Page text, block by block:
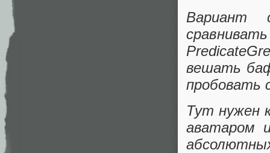
Вариант
вешать
пробовать
Тут нужен
аватаром